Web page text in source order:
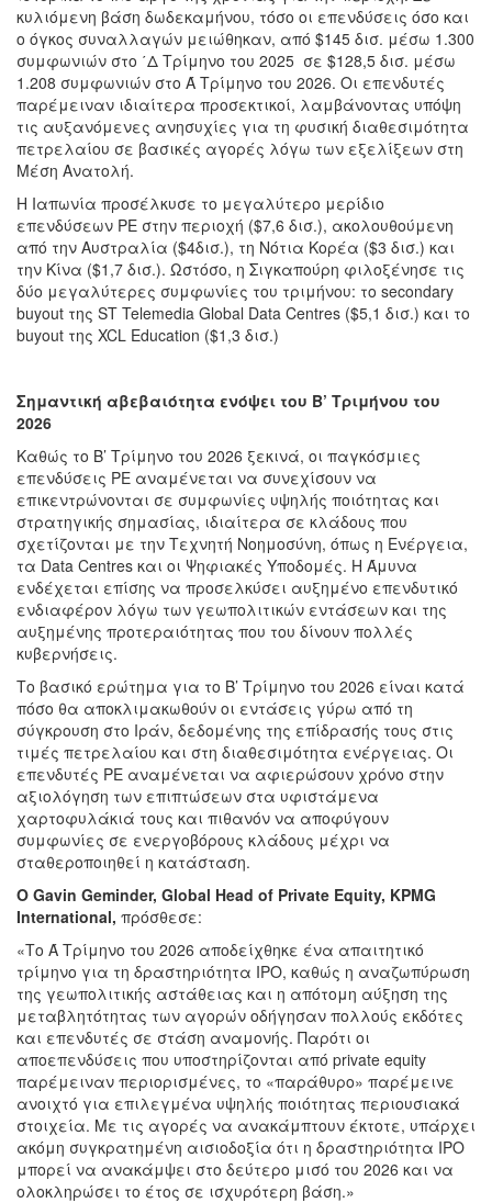
κυλιόμενη βάση δωδεκαμήνου, τόσο οι επενδύσεις όσο και
ο όγκος συναλλαγών μειώθηκαν, από $145 δισ. μέσω 1.300
συμφωνιών στο ΄Δ Τρίμηνο του 2025 σε $128,5 δισ. μέσω
1.208 συμφωνιών στο Ά Τρίμηνο του 2026. Οι επενδυτές
παρέμειναν ιδιαίτερα προσεκτικοί, λαμβάνοντας υπόψη
τις αυξανόμενες ανησυχίες για τη φυσική διαθεσιμότητα
πετρελαίου σε βασικές αγορές λόγω των εξελίξεων στη
Μέση Ανατολή.
Η Ιαπωνία προσέλκυσε το μεγαλύτερο μερίδιο
επενδύσεων PE στην περιοχή ($7,6 δισ.), ακολουθούμενη
από την Αυστραλία ($4δισ.), τη Νότια Κορέα ($3 δισ.) και
την Κίνα ($1,7 δισ.). Ωστόσο, η Σιγκαπούρη φιλοξένησε τις
δύο μεγαλύτερες συμφωνίες του τριμήνου: το secondary
buyout της ST Telemedia Global Data Centres ($5,1 δισ.) και το
buyout της XCL Education ($1,3 δισ.)
Σημαντική αβεβαιότητα ενόψει του Β’ Τριμήνου του
2026
Καθώς το Β’ Τρίμηνο του 2026 ξεκινά, οι παγκόσμιες
επενδύσεις PE αναμένεται να συνεχίσουν να
επικεντρώνονται σε συμφωνίες υψηλής ποιότητας και
στρατηγικής σημασίας, ιδιαίτερα σε κλάδους που
σχετίζονται με την Τεχνητή Νοημοσύνη, όπως η Ενέργεια,
τα Data Centres και οι Ψηφιακές Υποδομές. Η Άμυνα
ενδέχεται επίσης να προσελκύσει αυξημένο επενδυτικό
ενδιαφέρον λόγω των γεωπολιτικών εντάσεων και της
αυξημένης προτεραιότητας που του δίνουν πολλές
κυβερνήσεις.
Το βασικό ερώτημα για το Β’ Τρίμηνο του 2026 είναι κατά
πόσο θα αποκλιμακωθούν οι εντάσεις γύρω από τη
σύγκρουση στο Ιράν, δεδομένης της επίδρασής τους στις
τιμές πετρελαίου και στη διαθεσιμότητα ενέργειας. Οι
επενδυτές PE αναμένεται να αφιερώσουν χρόνο στην
αξιολόγηση των επιπτώσεων στα υφιστάμενα
χαρτοφυλάκιά τους και πιθανόν να αποφύγουν
συμφωνίες σε ενεργοβόρους κλάδους μέχρι να
σταθεροποιηθεί η κατάσταση.
Ο Gavin Geminder, Global Head of Private Equity, KPMG
International, πρόσθεσε:
«Το Ά Τρίμηνο του 2026 αποδείχθηκε ένα απαιτητικό
τρίμηνο για τη δραστηριότητα IPO, καθώς η αναζωπύρωση
της γεωπολιτικής αστάθειας και η απότομη αύξηση της
μεταβλητότητας των αγορών οδήγησαν πολλούς εκδότες
και επενδυτές σε στάση αναμονής. Παρότι οι
αποεπενδύσεις που υποστηρίζονται από private equity
παρέμειναν περιορισμένες, το «παράθυρο» παρέμεινε
ανοιχτό για επιλεγμένα υψηλής ποιότητας περιουσιακά
στοιχεία. Με τις αγορές να ανακάμπτουν έκτοτε, υπάρχει
ακόμη συγκρατημένη αισιοδοξία ότι η δραστηριότητα IPO
μπορεί να ανακάμψει στο δεύτερο μισό του 2026 και να
ολοκληρώσει το έτος σε ισχυρότερη βάση.»